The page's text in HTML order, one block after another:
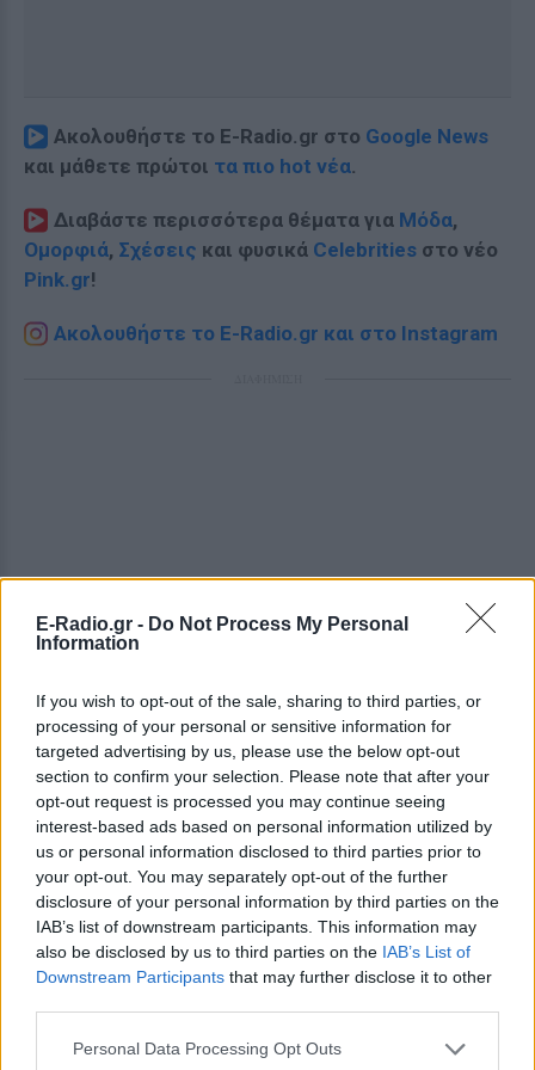
E-Radio.gr - Do Not Process My Personal
Information
If you wish to opt-out of the sale, sharing to third parties, or
processing of your personal or sensitive information for
targeted advertising by us, please use the below opt-out
section to confirm your selection. Please note that after your
opt-out request is processed you may continue seeing
interest-based ads based on personal information utilized by
us or personal information disclosed to third parties prior to
your opt-out. You may separately opt-out of the further
disclosure of your personal information by third parties on the
IAB’s list of downstream participants. This information may
also be disclosed by us to third parties on the IAB’s List of
Downstream Participants that may further disclose it to other
Personal Data Processing Opt Outs
Ακολουθήστε το E-Radio.gr στο Google News
και μάθετε πρώτοι τα πιο hot νέα.
Διαβάστε περισσότερα θέματα για Μόδα,
Ομορφιά, Σχέσεις και φυσικά Celebrities στο νέο
Pink.gr!
Ακολουθήστε το E-Radio.gr και στο Instagram
ΔΕΙΤΕ ΕΠΙΣΗΣ
ΣΤΗΝ ΙΔΙΑ ΚΑΤΗΓΟΡΙΑ